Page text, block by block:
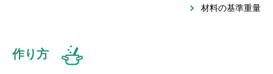
材料の基準重量
作り方